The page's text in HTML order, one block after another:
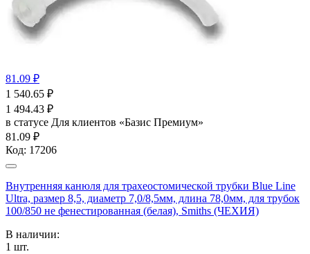
81.09 ₽
1 540.65 ₽
1 494.43 ₽
в статусе Для клиентов «Базис Премиум»
81.09 ₽
Код: 17206
Внутренняя канюля для трахеостомической трубки Blue Line
Ultra, размер 8,5, диаметр 7,0/8,5мм, длина 78,0мм, для трубок
100/850 не фенестированная (белая), Smiths (ЧЕХИЯ)
В наличии:
1 шт.